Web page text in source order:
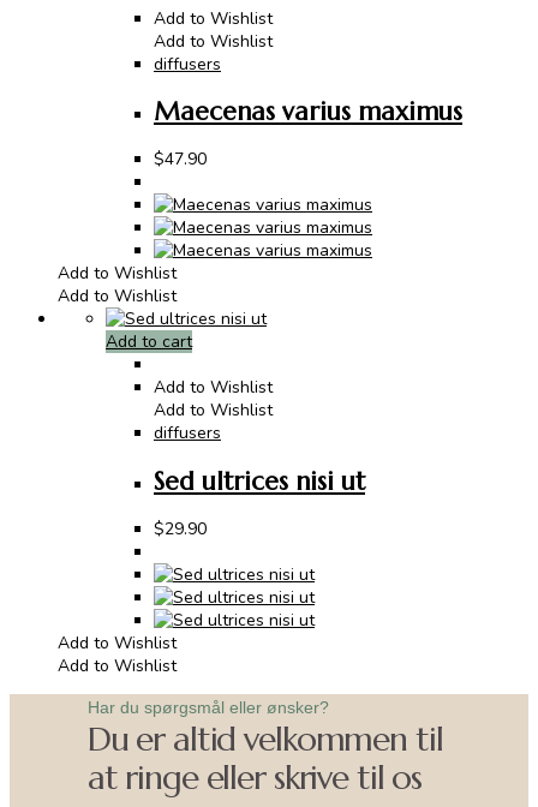
Add to Wishlist
Add to Wishlist
diffusers
Maecenas varius maximus
$47.90
Add to Wishlist
Add to Wishlist
Add to cart
Add to Wishlist
Add to Wishlist
diffusers
Sed ultrices nisi ut
$29.90
Add to Wishlist
Add to Wishlist
Har du spørgsmål eller ønsker?
Du er altid velkommen til
at ringe eller skrive til os